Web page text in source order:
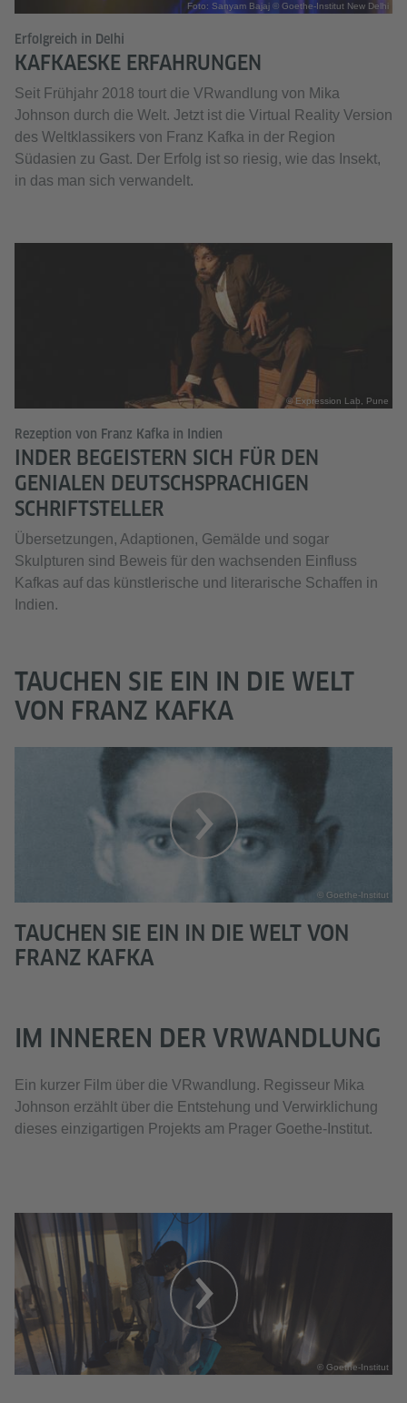
Foto: Sanyam Bajaj © Goethe-Institut New Delhi
Erfolgreich in Delhi
KAFKAESKE ERFAHRUNGEN
Seit Frühjahr 2018 tourt die VRwandlung von Mika
Johnson durch die Welt. Jetzt ist die Virtual Reality Version
des Weltklassikers von Franz Kafka in der Region
Südasien zu Gast. Der Erfolg ist so riesig, wie das Insekt,
in das man sich verwandelt.
© Expression Lab, Pune
Rezeption von Franz Kafka in Indien
INDER BEGEISTERN SICH FÜR DEN
GENIALEN DEUTSCHSPRACHIGEN
SCHRIFTSTELLER
Übersetzungen, Adaptionen, Gemälde und sogar
Skulpturen sind Beweis für den wachsenden Einfluss
Kafkas auf das künstlerische und literarische Schaffen in
Indien.
TAUCHEN SIE EIN IN DIE WELT
VON FRANZ KAFKA
© Goethe-Institut
TAUCHEN SIE EIN IN DIE WELT VON
FRANZ KAFKA
IM INNEREN DER VRWANDLUNG
Ein kurzer Film über die VRwandlung. Regisseur Mika
Johnson erzählt über die Entstehung und Verwirklichung
dieses einzigartigen Projekts am Prager Goethe-Institut.
© Goethe-Institut